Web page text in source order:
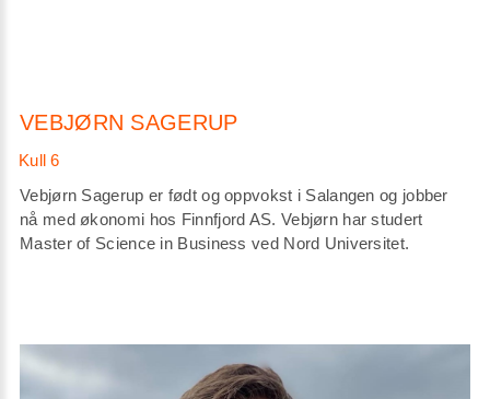
VEBJØRN SAGERUP
Vebjørn Sagerup er født og oppvokst i Salangen og jobber
nå med økonomi hos Finnfjord AS. Vebjørn har studert
Master of Science in Business ved Nord Universitet.